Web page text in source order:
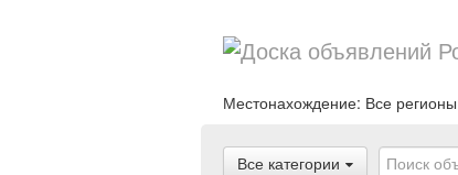
Местонахождение: Все регионы
Все категории